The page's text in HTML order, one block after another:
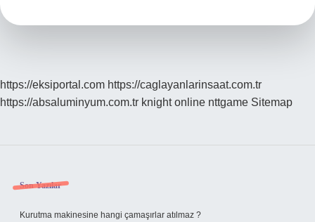
https://eksiportal.com https://caglayanlarinsaat.com.tr
https://absaluminyum.com.tr knight online nttgame Sitemap
Sidebar
Son Yazılar
Kurutma makinesine hangi çamaşırlar atılmaz ?